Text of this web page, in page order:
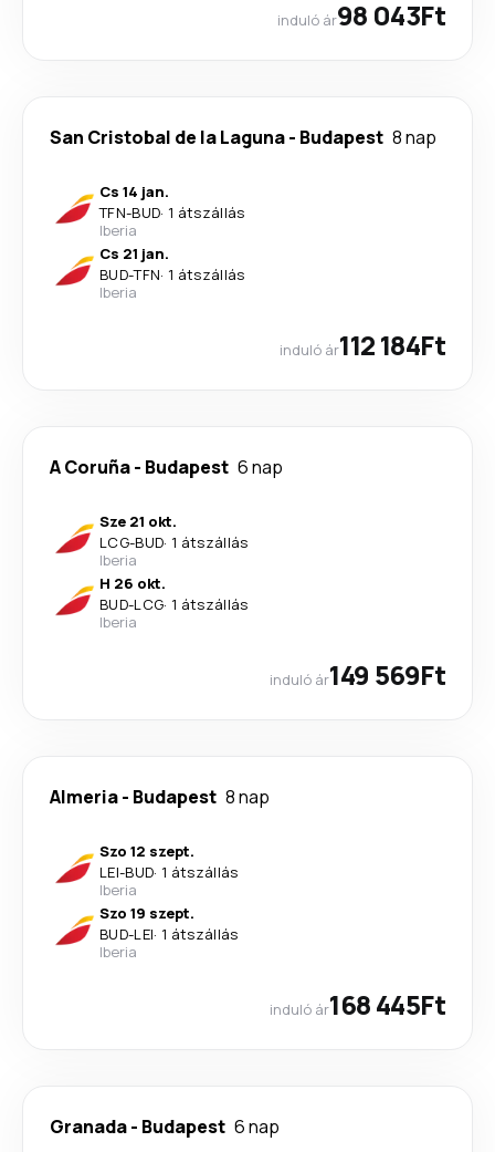
induló ár98 043Ft
San Cristobal de la Laguna- Budapest 8 nap
Cs 14 jan.
TFN-BUD· 1 átszállás
Iberia
Cs 21 jan.
BUD-TFN· 1 átszállás
Iberia
induló ár112 184Ft
A Coruña- Budapest 6 nap
Sze 21 okt.
LCG-BUD· 1 átszállás
Iberia
H 26 okt.
BUD-LCG· 1 átszállás
Iberia
induló ár149 569Ft
Almeria- Budapest 8 nap
Szo 12 szept.
LEI-BUD· 1 átszállás
Iberia
Szo 19 szept.
BUD-LEI· 1 átszállás
Iberia
induló ár168 445Ft
Granada- Budapest 6 nap